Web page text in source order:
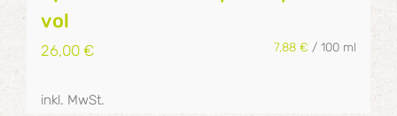
vol
26,00 € 7,88€ /100 ml
inkl. MwSt.